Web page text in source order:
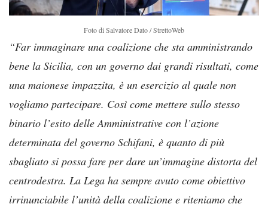
Foto di Salvatore Dato / StrettoWeb
“Far immaginare una coalizione che sta amministrando
bene la Sicilia, con un governo dai grandi risultati, come
una maionese impazzita, è un esercizio al quale non
vogliamo partecipare. Così come mettere sullo stesso
binario l’esito delle Amministrative con l’azione
determinata del governo Schifani, è quanto di più
sbagliato si possa fare per dare un’immagine distorta del
centrodestra. La Lega ha sempre avuto come obiettivo
irrinunciabile l’unità della coalizione e riteniamo che